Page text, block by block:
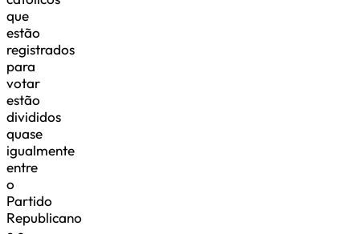
que
estão
registrados
para
votar
estão
divididos
quase
igualmente
entre
o
Partido
Republicano